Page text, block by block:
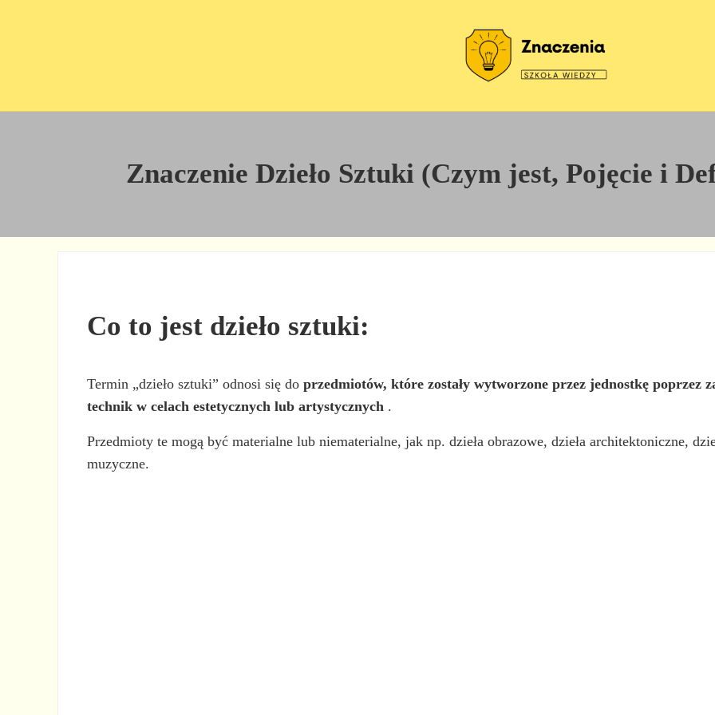
Znaczenie Dzieło Sztuki (Czym jest, Pojęcie i
Co to jest dzieło sztuki:
Termin „dzieło sztuki” odnosi się doprzedmiotów, które zostały wytworzone przez jednostkę poprzez
technik w celach estetycznych lub artystycznych .
Przedmioty te mogą być materialne lub niematerialne, jak np. dzieła obrazowe, dzieła architektoniczne,
muzyczne.